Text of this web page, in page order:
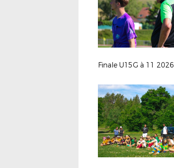
Finale U15G à 11 2026